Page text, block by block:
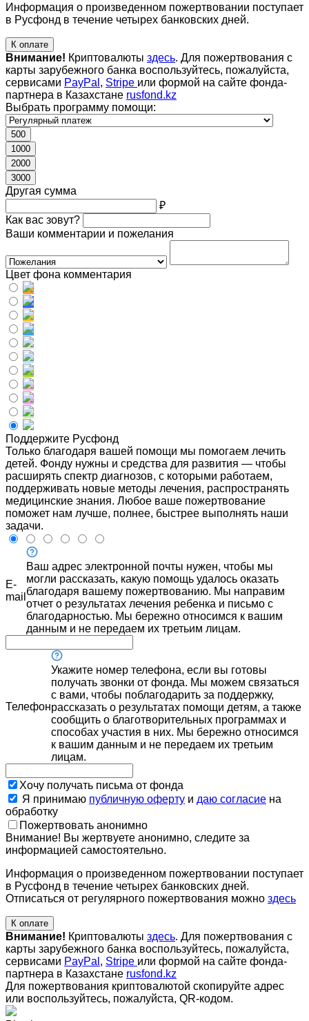
Информация о произведенном пожертвовании поступает
в Русфонд в течение четырех банковских дней.
К оплате
Внимание! Криптовалюты здесь. Для пожертвования с
карты зарубежного банка воспользуйтесь, пожалуйста,
сервисами PayPal , Stripe или формой на сайте фонда-
партнера в Казахстане rusfond.kz
Выбрать программу помощи:
500
1000
2000
3000
Другая сумма
₽
Как вас зовут?
Ваши комментарии и пожелания
Цвет фона комментария
Поддержите Русфонд
Только благодаря вашей помощи мы помогаем лечить
детей. Фонду нужны и средства для развития — чтобы
расширять спектр диагнозов, с которыми работаем,
поддерживать новые методы лечения, распространять
медицинские знания. Любое ваше пожертвование
поможет нам лучше, полнее, быстрее выполнять наши
задачи.
E-
mail
Ваш адрес электронной почты нужен, чтобы мы
могли рассказать, какую помощь удалось оказать
благодаря вашему пожертвованию. Мы направим
отчет о результатах лечения ребенка и письмо с
благодарностью. Мы бережно относимся к вашим
данным и не передаем их третьим лицам.
Телефон
Укажите номер телефона, если вы готовы
получать звонки от фонда. Мы можем связаться
с вами, чтобы поблагодарить за поддержку,
рассказать о результатах помощи детям, а также
сообщить о благотворительных программах и
способах участия в них. Мы бережно относимся
к вашим данным и не передаем их третьим
лицам.
Хочу получать письма от фонда
Я принимаю публичную оферту и даю согласие на
обработку
Пожертвовать анонимно
Внимание! Вы жертвуете анонимно, следите за
информацией самостоятельно.
Информация о произведенном пожертвовании поступает
в Русфонд в течение четырех банковских дней.
Отписаться от регулярного пожертвования можно здесь
К оплате
Внимание! Криптовалюты здесь. Для пожертвования с
карты зарубежного банка воспользуйтесь, пожалуйста,
сервисами PayPal , Stripe или формой на сайте фонда-
партнера в Казахстане rusfond.kz
Для пожертвования криптовалютой скопируйте адрес
или воспользуйтесь, пожалуйста, QR-кодом.